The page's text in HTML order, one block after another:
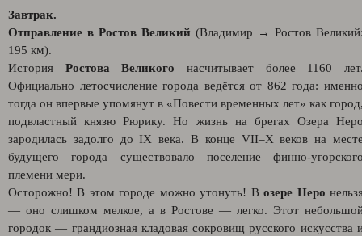
Завтрак.
Отправление в Ростов Великий (Владимир → Ростов
195 км).
История Ростова Великого насчитывает более 1160
Официально летосчисление города ведётся от 862 года:
тогда он впервые упомянут в «Повести временных лет» как
подвластный князю Рюрику. Но жизнь на брегах Озера
зародилась задолго до IX века. В конце VII–X веков на
будущего города существовало поселение
племени мери.
Осторожно! В этом городе можно утонуть! Возере Неро
— оно слишком мелкое, а в Ростове — легко. Этот
городок — грандиозная кладовая сокровищ русского искусства